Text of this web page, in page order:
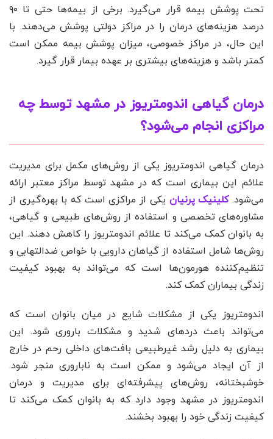
تحت پوشش بیمه قرار می‌گیرد. برخی از بیمه‌ها حتی تا ۹۰
درصد هزینه‌های درمان را در مراکز دولتی پوشش می‌دهند. با
این حال، در مراکز خصوصی، میزان پوشش بیمه ممکن است
کمتر باشد و هزینه‌های بیشتری بر عهده بیمار قرار گیرد.
درمان گیاهی اندومتریوز در مشهد توسط چه
مراکزی انجام می‌شود؟
درمان گیاهی اندومتریوز یکی از روش‌های مکمل برای مدیریت
علائم این بیماری است که در مشهد توسط مراکز معتبر ارائه
می‌شود.کلینیک پرنیان یکی از مراکزی است که با بهره‌گیری از
مشاوره‌های تخصصی و استفاده از روش‌های طبیعی و گیاهی،
به بانوان کمک می‌کند تا علائم اندومتریوز را کاهش دهند. این
روش‌ها شامل استفاده از گیاهان دارویی با خواص ضدالتهابی و
تنظیم‌کننده هورمون‌ها است که می‌تواند به بهبود کیفیت
زندگی بیماران کمک کند.
اندومتریوز یکی از مشکلات شایع در میان بانوان است که
می‌تواند باعث دردهای شدید و مشکلات باروری شود. این
بیماری به دلیل رشد غیرطبیعی بافت‌های داخلی رحم در خارج
از آن ایجاد می‌شود و ممکن است به ناباروری منجر شود.
خوشبختانه، روش‌های پیشرفته‌ای برای مدیریت و درمان
اندومتریوز در مشهد وجود دارد که به بانوان کمک می‌کند تا
کیفیت زندگی خود را بهبود بخشند.